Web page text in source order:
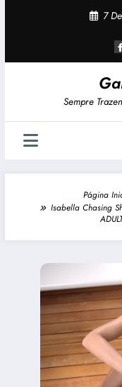
7
Sempre
Página
Isabella Chasing